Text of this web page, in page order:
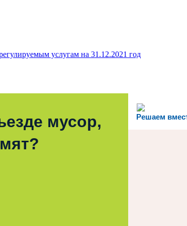
услугам на 31.12.2021 год
Решаем
мусор,